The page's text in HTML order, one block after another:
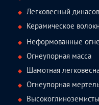
Легковесный
Керамическое
Неформованные
Огнеупорная масса
Шамотная
Огнеупорная